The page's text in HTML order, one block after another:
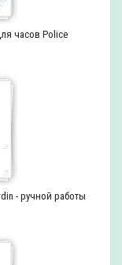
часов Police
- ручной работы